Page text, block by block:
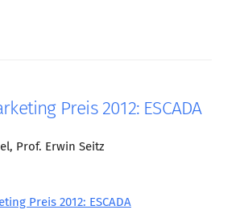
Preis 2012: ESCADA
Prof. Erwin Seitz